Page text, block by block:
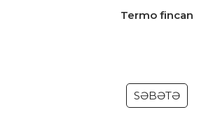
Termo fincan
SƏBƏTƏ